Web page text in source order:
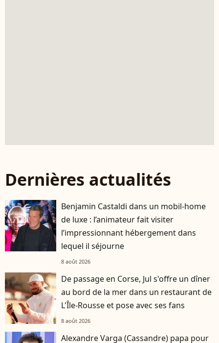
Dernières actualités
Benjamin Castaldi dans un mobil-home
de luxe : l’animateur fait visiter
l’impressionnant hébergement dans
lequel il séjourne
8 août 2026
De passage en Corse, Jul s'offre un dîner
au bord de la mer dans un restaurant de
L'Île-Rousse et pose avec ses fans
8 août 2026
Alexandre Varga (Cassandre) papa pour